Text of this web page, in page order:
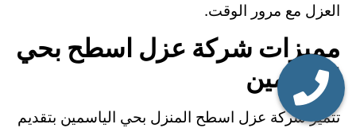
العزل مع مرور الوقت.
مميزات شركة عزل اسطح بحي
الياسمين
تتميز شركة عزل اسطح المنزل بحي الياسمين بتقديم